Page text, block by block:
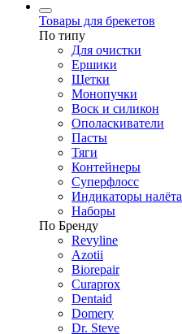
Товары для брекетов
По типу
Для очистки
Ершики
Щетки
Монопучки
Воск и силикон
Ополаскиватели
Пасты
Тяги
Контейнеры
Суперфлосс
Индикаторы налёта
Наборы
По Бренду
Revyline
Azotii
Biorepair
Curaprox
Dentaid
Domery
Dr. Steve